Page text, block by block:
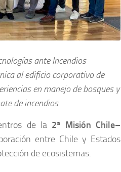
ante Incendios
al edificio corporativo de
en manejo de bosques y
de incendios.
de la 2ª Misión Chile–
entre Chile y Estados
de ecosistemas.